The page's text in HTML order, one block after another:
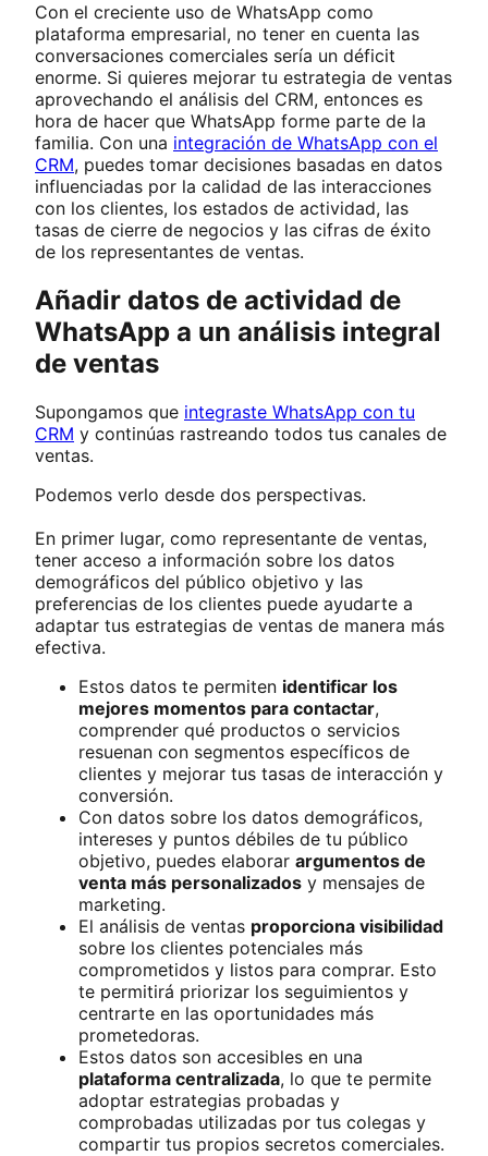
Con el creciente uso de WhatsApp como
plataforma empresarial, no tener en cuenta las
conversaciones comerciales sería un déficit
enorme. Si quieres mejorar tu estrategia de ventas
aprovechando el análisis del CRM, entonces es
hora de hacer que WhatsApp forme parte de la
familia. Con una integración de WhatsApp con el
CRM, puedes tomar decisiones basadas en datos
influenciadas por la calidad de las interacciones
con los clientes, los estados de actividad, las
tasas de cierre de negocios y las cifras de éxito
de los representantes de ventas.
Añadir datos de actividad de
WhatsApp a un análisis integral
de ventas
Supongamos que integraste WhatsApp con tu
CRM y continúas rastreando todos tus canales de
ventas.
Podemos verlo desde dos perspectivas.
En primer lugar, como representante de ventas,
tener acceso a información sobre los datos
demográficos del público objetivo y las
preferencias de los clientes puede ayudarte a
adaptar tus estrategias de ventas de manera más
efectiva.
Estos datos te permiten identificar los
mejores momentos para contactar,
comprender qué productos o servicios
resuenan con segmentos específicos de
clientes y mejorar tus tasas de interacción y
conversión.
Con datos sobre los datos demográficos,
intereses y puntos débiles de tu público
objetivo, puedes elaborar argumentos de
venta más personalizados y mensajes de
marketing.
El análisis de ventas proporciona visibilidad
sobre los clientes potenciales más
comprometidos y listos para comprar. Esto
te permitirá priorizar los seguimientos y
centrarte en las oportunidades más
prometedoras.
Estos datos son accesibles en una
plataforma centralizada, lo que te permite
adoptar estrategias probadas y
comprobadas utilizadas por tus colegas y
compartir tus propios secretos comerciales.